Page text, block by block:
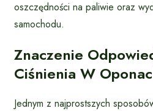
oszczędności na paliwie oraz
samochodu.
Znaczenie
Ciśnienia W
Jednym z najprostszych